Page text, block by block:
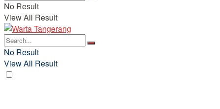
No Result
View All Result
No Result
View All Result